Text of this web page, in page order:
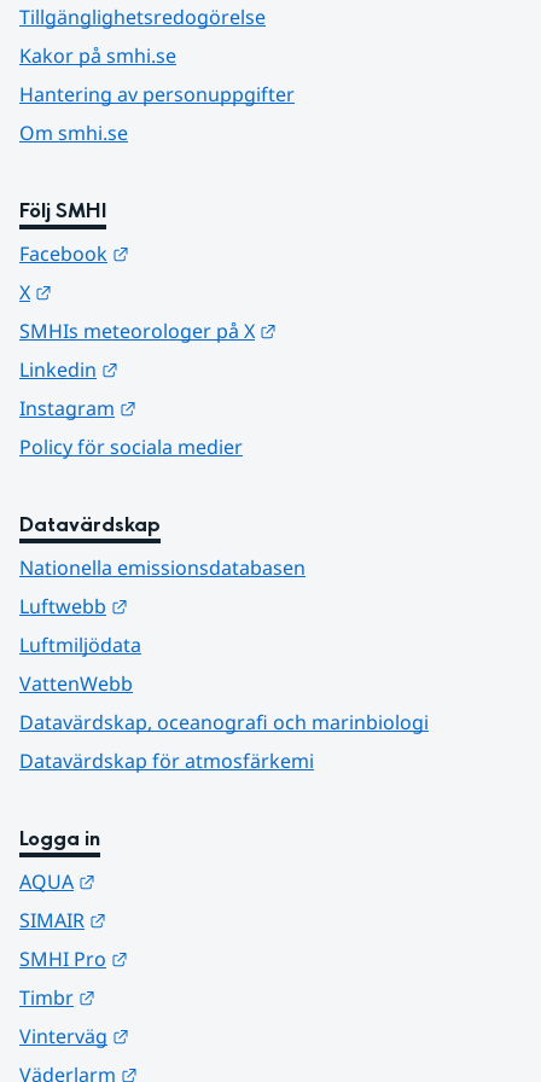
Tillgänglighetsredogörelse
Kakor på smhi.se
Hantering av personuppgifter
Om smhi.se
Följ SMHI
Facebook
X
SMHIs meteorologer på X
Linkedin
Instagram
Policy för sociala medier
Datavärdskap
Nationella emissionsdatabasen
Luftwebb
Luftmiljödata
VattenWebb
Datavärdskap, oceanografi och marinbiologi
Datavärdskap för atmosfärkemi
Logga in
AQUA
SIMAIR
SMHI Pro
Timbr
Vinterväg
Väderlarm